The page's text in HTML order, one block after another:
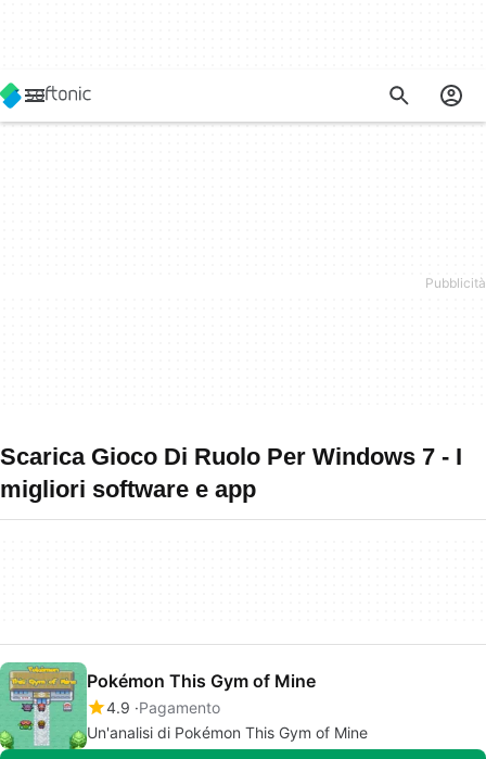
Scarica Gioco Di Ruolo Per Windows 7 - I
migliori software e app
Pokémon This Gym of Mine
4.9 Pagamento
Un'analisi di Pokémon This Gym of Mine